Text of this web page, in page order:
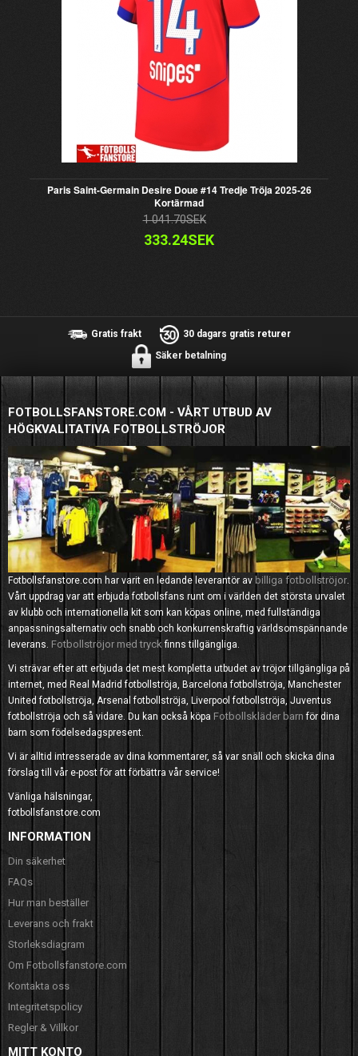
Paris Saint-Germain Desire Doue #14 Tredje Tröja 2025-26
Kortärmad
1 041.70SEK
333.24SEK
Gratis frakt
30 dagars gratis returer
Säker betalning
FOTBOLLSFANSTORE.COM - VÅRT UTBUD AV
HÖGKVALITATIVA FOTBOLLSTRÖJOR
Fotbollsfanstore.com har varit en ledande leverantör av billiga fotbollströjor
Vårt uppdrag var att erbjuda fotbollsfans runt om i världen det största urvalet
av klubb och internationella kit som kan köpas online, med fullständiga
anpassningsalternativ och snabb och konkurrenskraftig världsomspännande
leverans. Fotbollströjor med tryck finns tillgängliga.
Vi strävar efter att erbjuda det mest kompletta utbudet av tröjor tillgängliga på
internet, med Real Madrid fotbollströja, Barcelona fotbollströja, Manchester
United fotbollströja, Arsenal fotbollströja, Liverpool fotbollströja, Juventus
fotbollströja och så vidare. Du kan också köpa Fotbollskläder barn för dina
barn som födelsedagspresent.
Vi är alltid intresserade av dina kommentarer, så var snäll och skicka dina
förslag till vår e-post för att förbättra vår service!
Vänliga hälsningar,
fotbollsfanstore.com
INFORMATION
Din säkerhet
FAQs
Hur man beställer
Leverans och frakt
Storleksdiagram
Om Fotbollsfanstore.com
Kontakta oss
Integritetspolicy
Regler & Villkor
MITT KONTO